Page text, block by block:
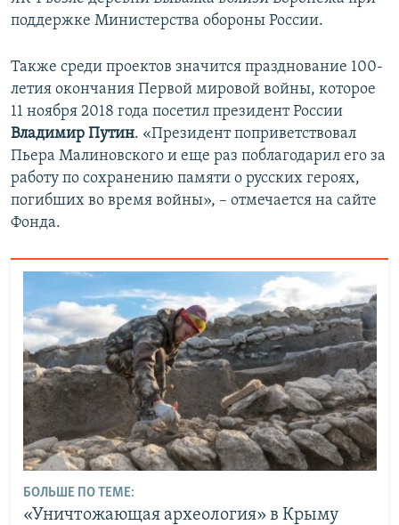
поддержке Министерства обороны России.
Также среди проектов значится празднование 100-
летия окончания Первой мировой войны, которое
11 ноября 2018 года посетил президент России
Владимир Путин. «Президент поприветствовал
Пьера Малиновского и еще раз поблагодарил его за
работу по сохранению памяти о русских героях,
погибших во время войны», – отмечается на сайте
Фонда.
БОЛЬШЕ ПО ТЕМЕ:
«Уничтожающая археология» в Крыму